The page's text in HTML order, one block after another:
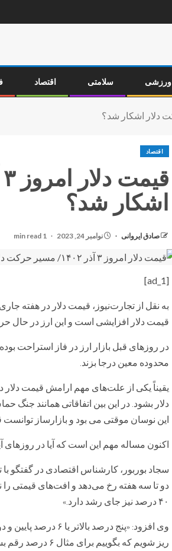
ورزشی سلامتی اقتصاد
اقتصاد
اشکار شد؟
صادق ایروانی نوامبر 24, 2023 1 min read
[ad_1]
قیمت دلار افزایشی است و این ارز در حال
در روزهای‌ قبل بازار ارز در فاز استراحت بوده
محدوده معین‌ درجا بزند.
یقیناً یکی از علت‌های مهم ارامش قیمت دلار
دلار بشود. در این بین اتفاقاتی‌ همانند جنگ
این نوسان موقتی‌ می بود و بازارساز توانست‌
اکنون‌ مساله مهم این است که آیا در روزهای
سجاد بوربور، کارشناس اقتصادی در گفتگو با
دو تا سه هفته رخ می‌دهد و افت‌های قیمتی را
۴۰ درصد نیز جای رشد دارد.»
وی افزود: «پنج درصد بالاتر یا ۶ درصد پایین‌ و
ریز شویم که بگوییم برای مثال ۶ درصد رقم